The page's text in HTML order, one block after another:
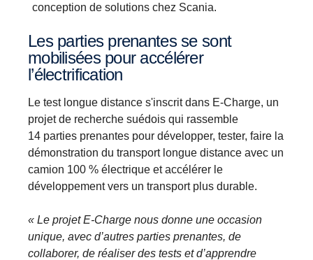
conception de solutions chez Scania.
Les parties prenantes se sont
mobilisées pour accélérer
l’électrification
Le test longue distance s'inscrit dans E-Charge, un
projet de recherche suédois qui rassemble
14 parties prenantes pour développer, tester, faire la
démonstration du transport longue distance avec un
camion 100 % électrique et accélérer le
développement vers un transport plus durable.
« Le projet E-Charge nous donne une occasion
unique, avec d’autres parties prenantes, de
collaborer, de réaliser des tests et d’apprendre